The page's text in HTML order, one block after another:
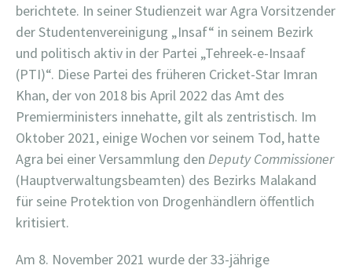
berichtete. In seiner Studienzeit war Agra Vorsitzender
der Studentenvereinigung „Insaf“ in seinem Bezirk
und politisch aktiv in der Partei „Tehreek-e-Insaaf
(PTI)“. Diese Partei des früheren Cricket-Star Imran
Khan, der von 2018 bis April 2022 das Amt des
Premierministers innehatte, gilt als zentristisch. Im
Oktober 2021, einige Wochen vor seinem Tod, hatte
Agra bei einer Versammlung den Deputy Commissioner
(Hauptverwaltungsbeamten) des Bezirks Malakand
für seine Protektion von Drogenhändlern öffentlich
kritisiert.
Am 8. November 2021 wurde der 33-jährige